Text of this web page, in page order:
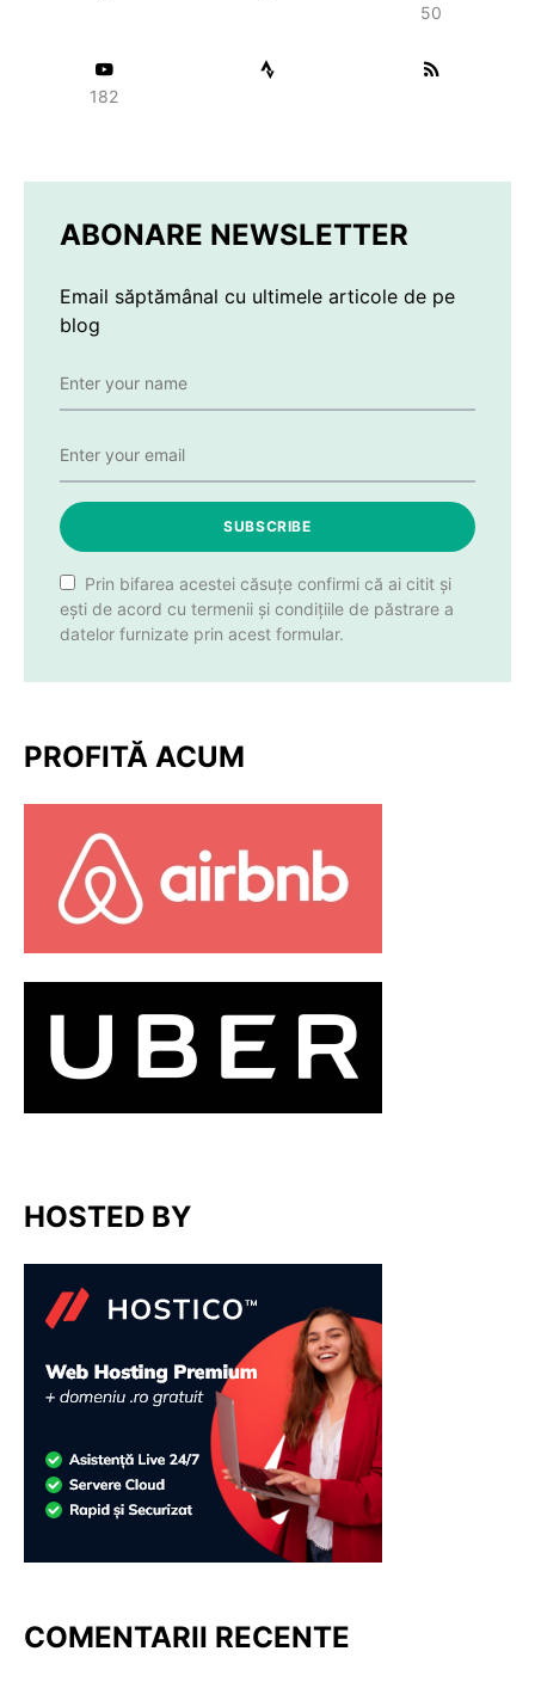
50
182
ABONARE NEWSLETTER
Email săptămânal cu ultimele articole de pe
blog
SUBSCRIBE
Prin bifarea acestei căsuțe confirmi că ai citit și
ești de acord cu termenii și condițiile de păstrare a
datelor furnizate prin acest formular.
PROFITĂ ACUM
HOSTED BY
COMENTARII RECENTE